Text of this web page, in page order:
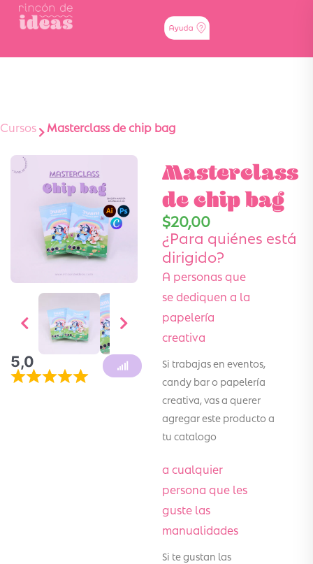
Cursos Masterclass de chip bag
5,0
Masterclass
de chip bag
$20,00
¿Para quiénes está
dirigido?
A personas que
se dediquen a la
papelería
creativa
Si trabajas en eventos,
candy bar o papelería
creativa, vas a querer
agregar este producto a
tu catalogo
a cualquier
persona que les
guste las
manualidades
Si te gustan las